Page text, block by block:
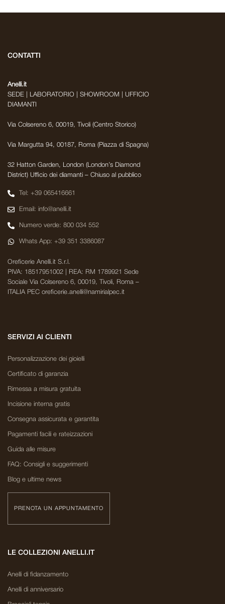
CONTATTI
Anelli.it
SEDE | LABORATORIO | SHOWROOM | UFFICIO
DIAMANTI
Via Colsereno 6, 00019, Tivoli (Centro Storico)
Via Margutta 94, 00187, Roma (Piazza di Spagna)
32 Hatton Garden, London (London’s Diamond
District) Ufficio dei diamanti – Chiuso al pubblico
Tel: +39 065416661
Email: info@anelli.it
Numero verde: 800 034 552
Whats App: +39 351 3386087
Oreficerie Anelli.it S.r.l.
PIVA: 18517951002 | REA: RM 1789921 Sede
Sociale Via Colsereno 6, 00019, Tivoli, Roma –
ITALIA PEC oreficerie.anelli@namirialpec.it
SERVIZI AI CLIENTI
Personalizzazione dei gioielli
Certificato di garanzia
Rimessa a misura gratuita
Incisione interna gratis
Consegna assicurata e garantita
Pagamenti facili e rateizzazioni
Guida alle misure
FAQ: Consigli e suggerimenti
Blog e ultime news
PRENOTA UN APPUNTAMENTO
LE COLLEZIONI ANELLI.IT
Anelli di fidanzamento
Anelli di anniversario